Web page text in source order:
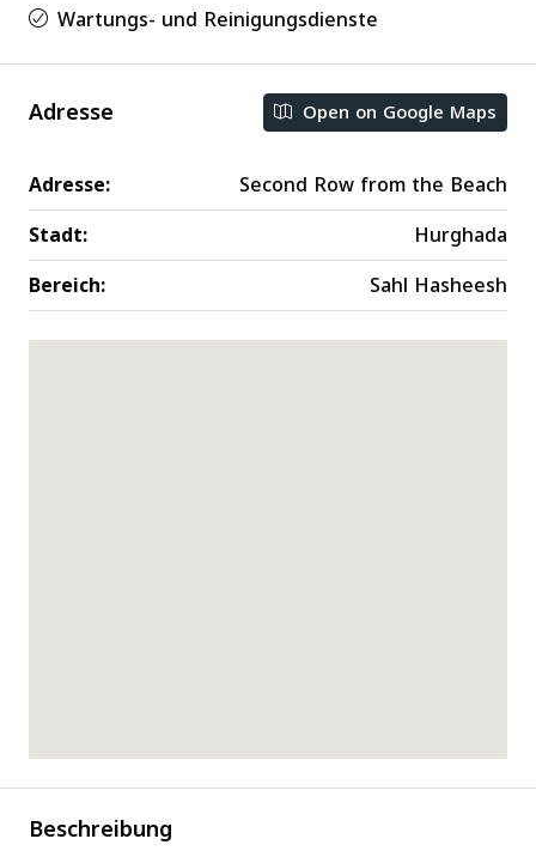
Wartungs- und Reinigungsdienste
Adresse Open on Google Maps
Adresse:
Second Row from the Beach
Stadt:
Hurghada
Bereich:
Sahl Hasheesh
Beschreibung